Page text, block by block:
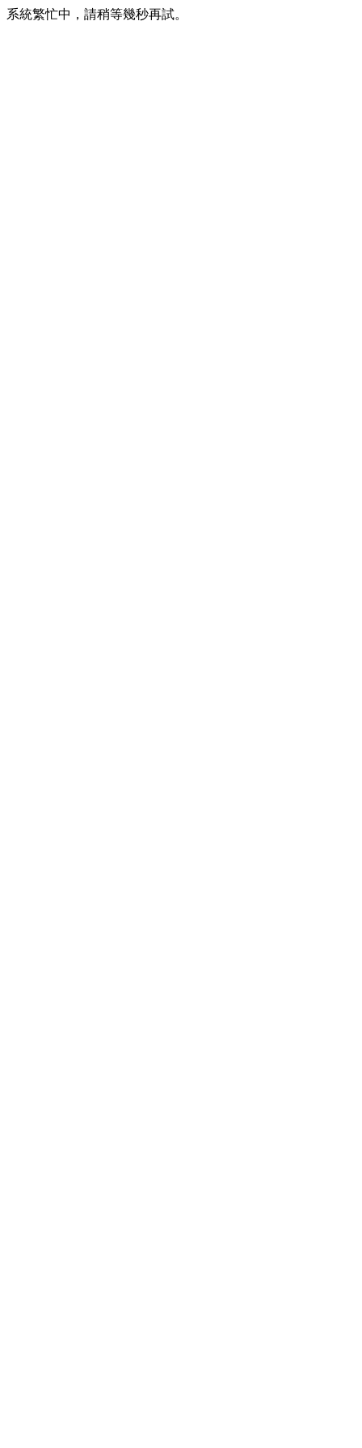
系統繁忙中，請稍等幾秒再試。